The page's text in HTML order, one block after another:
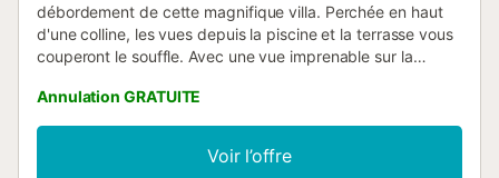
débordement de cette magnifique villa. Perchée en haut
d'une colline, les vues depuis la piscine et la terrasse vous
couperont le souffle. Avec une vue imprenable sur la
à débordement de cette magnifique villa. Perchée en haut
d'une colline, les vues depuis la piscine et la terrasse vous
couperont le souffle, avec des collines verdoyantes qui
s'étendent à perte de vue. La terrasse offre l'endroit idéal
Annulation GRATUITE
Voir l’offre